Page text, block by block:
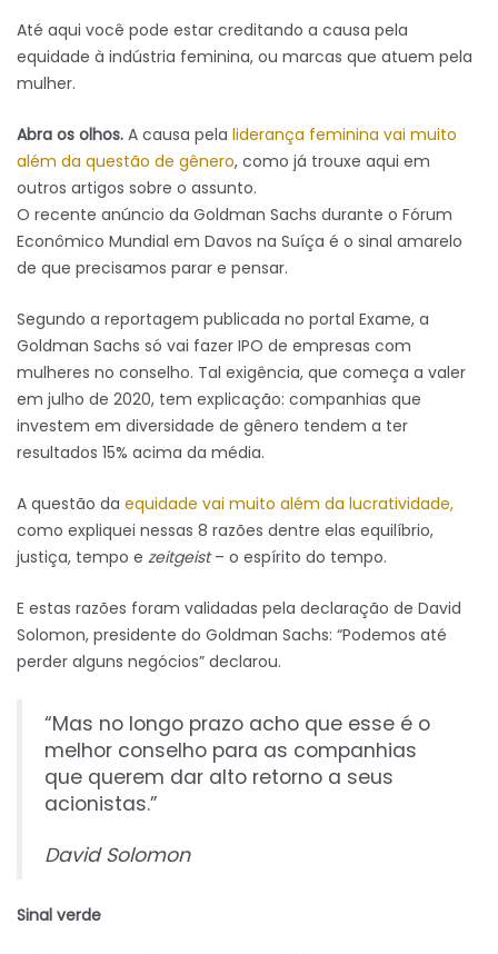
Até aqui você pode estar creditando a causa pela
equidade à indústria feminina, ou marcas que atuem pela
mulher.
Abra os olhos. A causa pela liderança feminina vai muito
além da questão de gênero, como já trouxe aqui em
outros artigos sobre o assunto.
O recente anúncio da Goldman Sachs durante o Fórum
Econômico Mundial em Davos na Suíça é o sinal amarelo
de que precisamos parar e pensar.
Segundo a reportagem publicada no portal Exame, a
Goldman Sachs só vai fazer IPO de empresas com
mulheres no conselho. Tal exigência, que começa a valer
em julho de 2020, tem explicação: companhias que
investem em diversidade de gênero tendem a ter
resultados 15% acima da média.
A questão da equidade vai muito além da lucratividade,
como expliquei nessas 8 razões dentre elas equilíbrio,
justiça, tempo e zeitgeist– o espírito do tempo.
E estas razões foram validadas pela declaração de David
Solomon, presidente do Goldman Sachs: “Podemos até
perder alguns negócios” declarou.
“Mas no longo prazo acho que esse é o
melhor conselho para as companhias
que querem dar alto retorno a seus
acionistas.”
David Solomon
Sinal verde